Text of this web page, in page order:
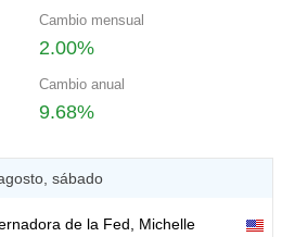
Cambio mensual
2.00%
Cambio anual
9.68%
sábado
de la Fed, Michelle